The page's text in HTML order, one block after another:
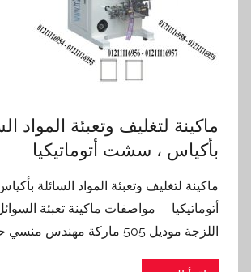
ماكينة لتغليف وتعبئة المواد
بأكياس ، سشت أتوماتيكيا
ماكينة لتغليف وتعبئة المواد السائلة
أتوماتيكيا مواصفات ماكينة تعبئة
اللزجة موديل 505 ماركة مهندس منسي حجم الكيس